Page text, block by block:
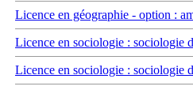
Licence en géographie - option :
Licence en sociologie : sociologie
Licence en sociologie : sociologie